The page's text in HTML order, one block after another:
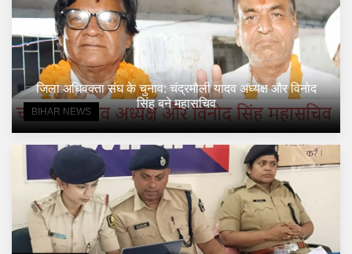
BIHAR NEWS
जिला अधिवक्ता संघ के चुनाव: चंद्रमौली यादव अध्यक्ष और विनोद
सिंह बने महासचिव